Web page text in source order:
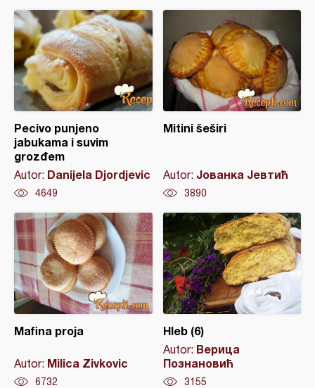
Pecivo punjeno
jabukama i suvim
grozđem
Autor: Danijela Djordjevic
4649
Mitini šeširi
Autor: Јованка Јевтић
3890
Mafina proja
Autor: Milica Zivkovic
6732
Hleb (6)
Autor: Верица
Познановић
3155